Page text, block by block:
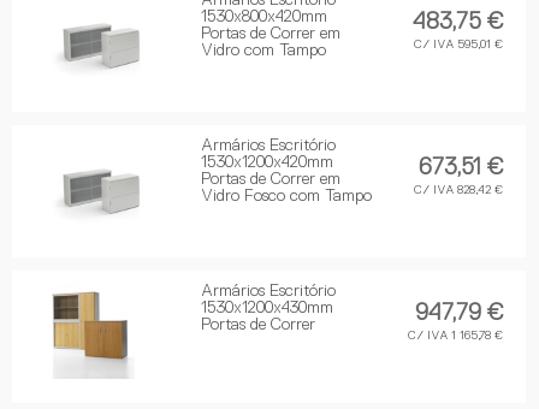
1530x800x420mm
Portas de Correr em
Vidro com Tampo
483,75 €
C/ IVA 595,01 €
Armários Escritório
1530x1200x420mm
Portas de Correr em
Vidro Fosco com Tampo
673,51 €
C/ IVA 828,42 €
Armários Escritório
1530x1200x430mm
Portas de Correr
947,79 €
C/ IVA 1 165,78 €